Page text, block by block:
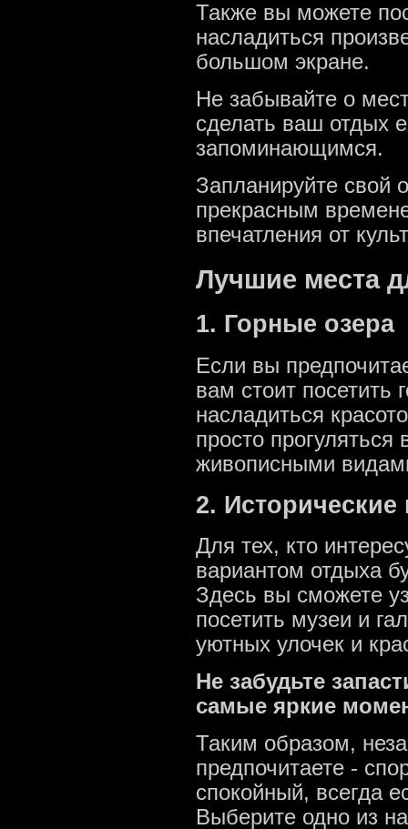
Также вы можете
насладиться
большом экране.
Не забывайте о
сделать ваш отдых
запоминающимся.
Запланируйте свой
прекрасным
впечатления от
Лучшие места
1. Горные озера
Если вы
вам стоит посетить
насладиться
просто прогуляться
живописными
2. Исторические
Для тех, кто
вариантом отдыха
Здесь вы сможете
посетить музеи и
уютных улочек и
Не забудьте
самые яркие
Таким образом,
предпочитаете -
спокойный, всегда
Выберите одно из